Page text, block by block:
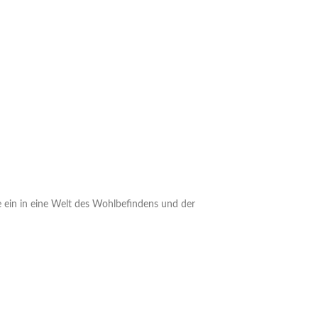
in eine Welt des Wohlbefindens und der